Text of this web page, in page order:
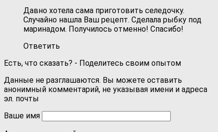
Давно хотела сама приготовить селедочку.
Случайно нашла Ваш рецепт. Сделала рыбку под
маринадом. Получилось отменно! Спасибо!
Ответить
Есть, что сказать? - Поделитесь своим опытом
Данные не разглашаются. Вы можете оставить
анонимный комментарий, не указывая имени и адреса
эл. почты
Ваше имя